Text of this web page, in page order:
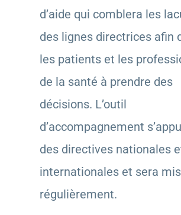
d’aide qui comblera les
des lignes directrices afin
les patients et les
de la santé à prendre des
décisions. L’outil
d’accompagnement
des directives nationales
internationales et sera
régulièrement.